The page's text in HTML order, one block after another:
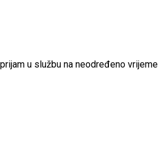
u službu na neodređeno